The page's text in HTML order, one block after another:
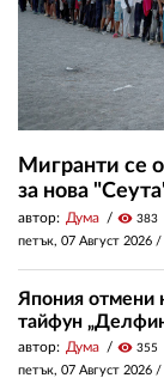
Мигранти се
за нова
автор: Дума visibility 383
петък, 07 Август 2026 /
Япония отмени
тайфун
автор: Дума visibility 355
петък, 07 Август 2026 /